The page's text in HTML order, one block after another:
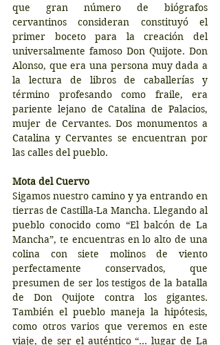
que gran número de biógrafos
cervantinos consideran constituyó el
primer boceto para la creación del
universalmente famoso Don Quijote. Don
Alonso, que era una persona muy dada a
la lectura de libros de caballerías y
término profesando como fraile, era
pariente lejano de Catalina de Palacios,
mujer de Cervantes. Dos monumentos a
Catalina y Cervantes se encuentran por
las calles del pueblo.
Mota del Cuervo
Sigamos nuestro camino y ya entrando en
tierras de Castilla-La Mancha. Llegando al
pueblo conocido como “El balcón de La
Mancha”, te encuentras en lo alto de una
colina con siete molinos de viento
perfectamente conservados, que
presumen de ser los testigos de la batalla
de Don Quijote contra los gigantes.
También el pueblo maneja la hipótesis,
como otros varios que veremos en este
viaje, de ser el auténtico “… lugar de La